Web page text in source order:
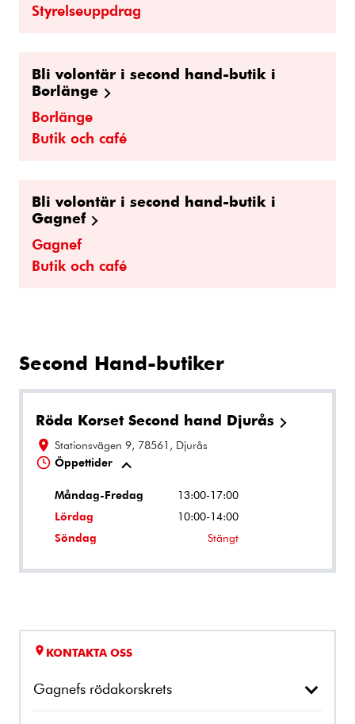
Styrelseuppdrag
Bli volontär i second hand-butik i
Borlänge
Borlänge
Butik och café
Bli volontär i second hand-butik i
Gagnef
Gagnef
Butik och café
Second Hand-butiker
Röda Korset Second hand Djurås
Stationsvägen 9, 78561, Djurås
Öppettider
Måndag-Fredag
13:00-17:00
Lördag
10:00-14:00
Söndag
Stängt
KONTAKTA OSS
Gagnefs rödakorskrets